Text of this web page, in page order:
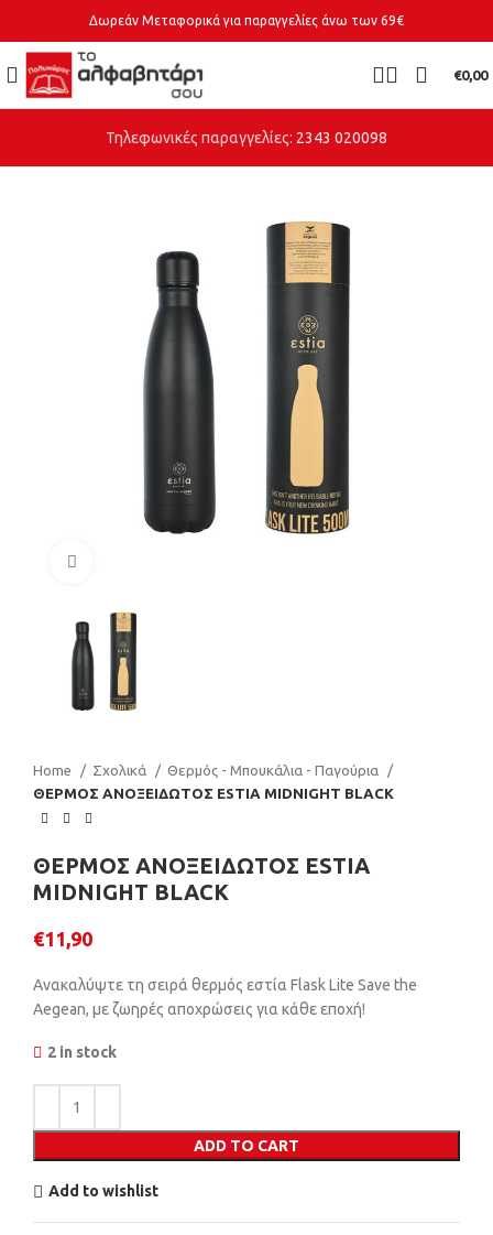
Δωρεάν Μεταφορικά για παραγγελίες άνω των 69€
€0,00
Τηλεφωνικές παραγγελίες: 2343 020098
Home Σχολικά
Θερμός - Μπουκάλια - Παγούρια
ΘΕΡΜΟΣ ΑΝΟΞΕΙΔΩΤΟΣ ESTIA MIDNIGHT BLACK
ΘΕΡΜΟΣ ΑΝΟΞΕΙΔΩΤΟΣ ESTIA
MIDNIGHT BLACK
€11,90
Ανακαλύψτε τη σειρά θερμός εστία Flask Lite Save the
Aegean, με ζωηρές αποχρώσεις για κάθε εποχή!
2 in stock
ADD TO CART
Add to wishlist